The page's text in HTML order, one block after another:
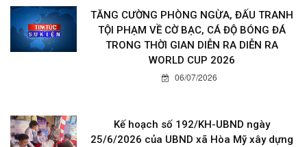
TĂNG CƯỜNG PHÒNG NGỪA, ĐẤU TRANH
TỘI PHẠM VỀ CỜ BẠC, CÁ ĐỘ BÓNG ĐÁ
TRONG THỜI GIAN DIỄN RA DIỄN RA
WORLD CUP 2026
06/07/2026
Kế hoạch số 192/KH-UBND ngày
25/6/2026 của UBND xã Hòa Mỹ xây dựng